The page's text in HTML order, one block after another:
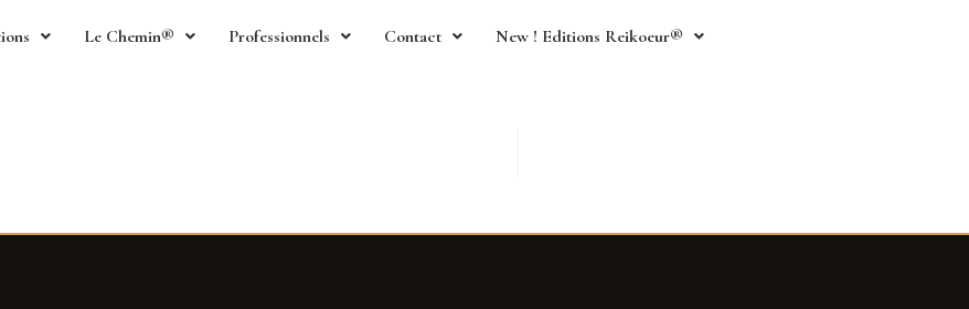
Le Chemin® Professionnels Contact New ! Editions Reikoeur®